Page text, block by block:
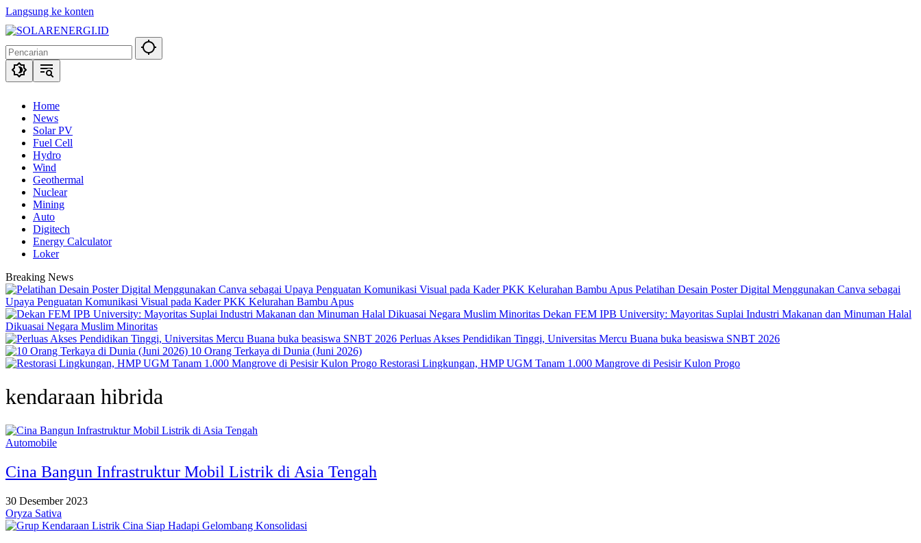
Langsung ke konten
Home
News
Solar PV
Fuel Cell
Hydro
Wind
Geothermal
Nuclear
Mining
Auto
Digitech
Energy Calculator
Loker
Breaking News
Pelatihan Desain Poster Digital Menggunakan Canva sebagai
Upaya Penguatan Komunikasi Visual pada Kader PKK Kelurahan Bambu Apus
Dekan FEM IPB University: Mayoritas Suplai Industri Makanan dan Minuman Halal
Dikuasai Negara Muslim Minoritas
Perluas Akses Pendidikan Tinggi, Universitas Mercu Buana buka beasiswa SNBT 2026
10 Orang Terkaya di Dunia (Juni 2026)
Restorasi Lingkungan, HMP UGM Tanam 1.000 Mangrove di Pesisir Kulon Progo
kendaraan hibrida
Automobile
Cina Bangun Infrastruktur Mobil Listrik di Asia Tengah
30 Desember 2023
Oryza Sativa